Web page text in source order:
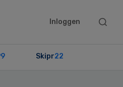
Inloggen
Search
Skipr22